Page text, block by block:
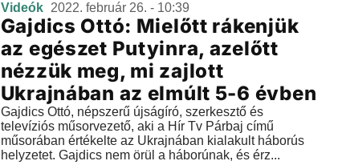
Videók 2022. február 26. - 10:39
Gajdics Ottó: Mielőtt rákenjük
az egészet Putyinra, azelőtt
nézzük meg, mi zajlott
Ukrajnában az elmúlt 5-6 évben
Gajdics Ottó, népszerű újságíró, szerkesztő és
televíziós műsorvezető, aki a Hír Tv Párbaj című
műsorában értékelte az Ukrajnában kialakult háborús
helyzetet. Gajdics nem örül a háborúnak, és érz...